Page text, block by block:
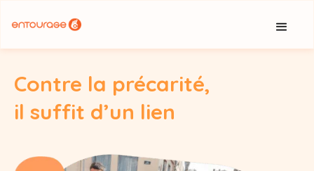
Contre la précarité,
il suffit d’un lien